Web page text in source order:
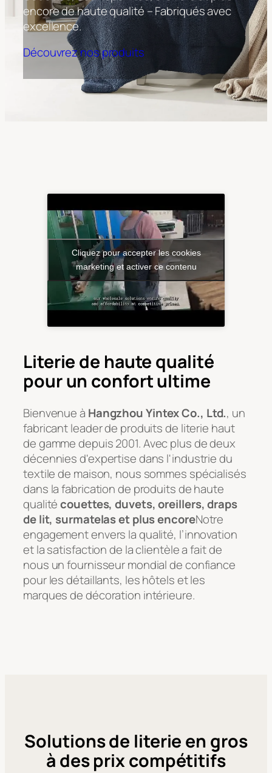
encore de haute qualité – Fabriqués avec
excellence.
Découvrez nos produits
Cliquez pour accepter les cookies
marketing et activer ce contenu
Literie de haute qualité
pour un confort ultime
Bienvenue à Hangzhou Yintex Co., Ltd., un
fabricant leader de produits de literie haut
de gamme depuis 2001. Avec plus de deux
décennies d'expertise dans l'industrie du
textile de maison, nous sommes spécialisés
dans la fabrication de produits de haute
qualitécouettes, duvets, oreillers, draps
de lit, surmatelas et plus encoreNotre
engagement envers la qualité, l’innovation
et la satisfaction de la clientèle a fait de
nous un fournisseur mondial de confiance
pour les détaillants, les hôtels et les
marques de décoration intérieure.
Solutions de literie en gros
à des prix compétitifs